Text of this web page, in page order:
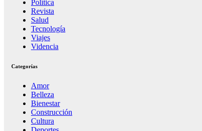
Política
Revista
Salud
Tecnología
Viajes
Videncia
Categorías
Amor
Belleza
Bienestar
Construcción
Cultura